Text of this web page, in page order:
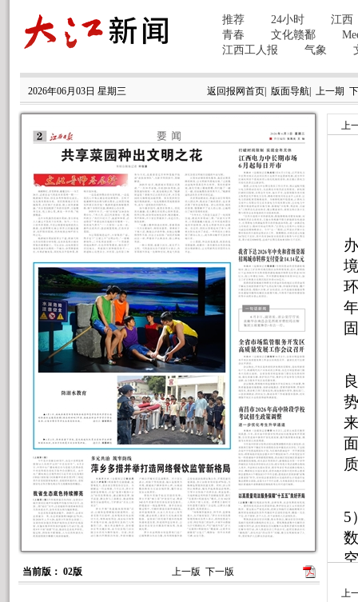
2026年06月03日 星期三 返回报网首页| 版面导航| 上一期
当前版： 02版 上一版 下一版
上
5
上